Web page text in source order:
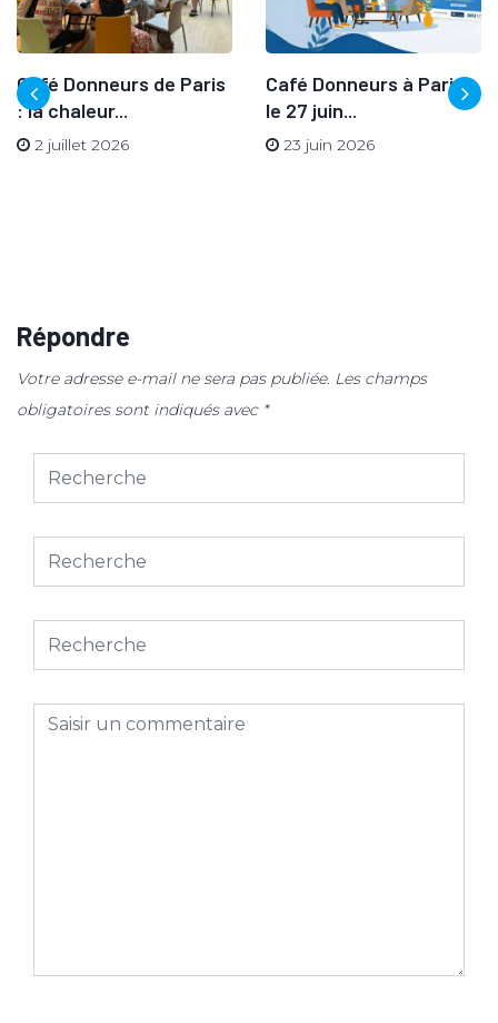
Café Donneurs de Paris
: la chaleur...
2 juillet 2026
Café Donneurs à Paris
le 27 juin...
23 juin 2026
Répondre
Votre adresse e-mail ne sera pas publiée. Les champs
obligatoires sont indiqués avec *